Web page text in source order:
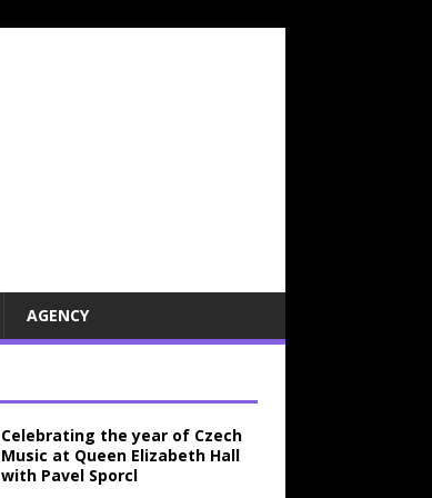
AGENCY
Celebrating the year of Czech
Music at Queen Elizabeth Hall
with Pavel Sporcl